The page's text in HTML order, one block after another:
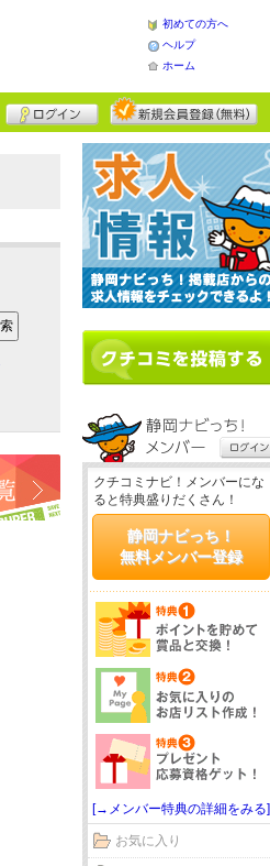
初めての方へ
ヘルプ
ホーム
クチコミナビ！メンバーにな
ると特典盛りだくさん！
静岡ナビっち！
無料メンバー登録
[→メンバー特典の詳細をみる]
お気に入り